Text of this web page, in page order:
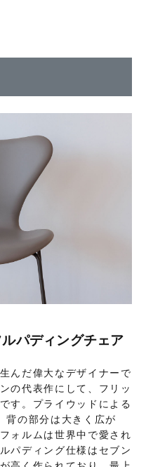
パディングチェア
んだ偉大なデザイナーで
の代表作にして、フリッ
す。プライウッドによる
背の部分は大きく広が
ォルムは世界中で愛され
パディング仕様はセブン